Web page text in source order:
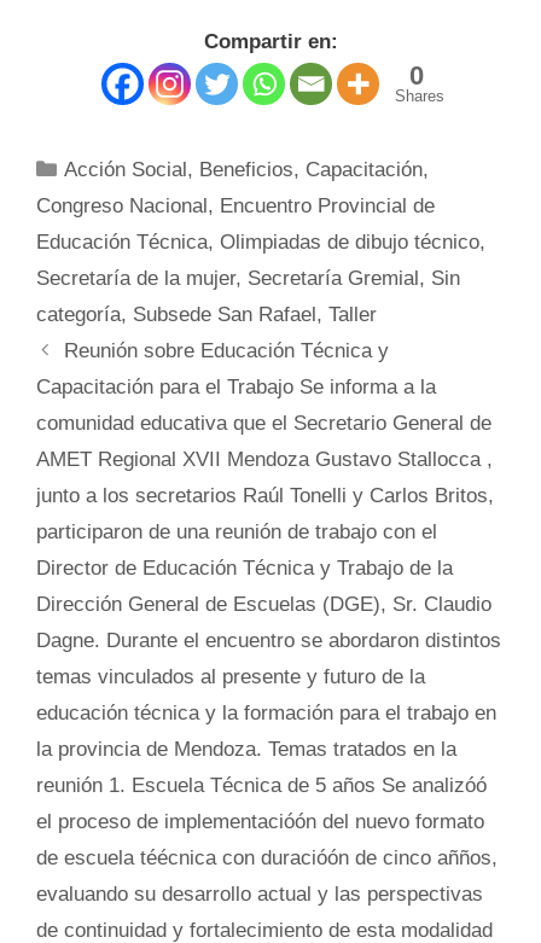
Compartir en:
0
Shares
Categorías
Acción Social, Beneficios, Capacitación,
Congreso Nacional, Encuentro Provincial de
Educación Técnica, Olimpiadas de dibujo técnico,
Secretaría de la mujer, Secretaría Gremial, Sin
categoría, Subsede San Rafael, Taller
Reunión sobre Educación Técnica y
Capacitación para el Trabajo Se informa a la
comunidad educativa que el Secretario General de
AMET Regional XVII Mendoza Gustavo Stallocca ,
junto a los secretarios Raúl Tonelli y Carlos Britos,
participaron de una reunión de trabajo con el
Director de Educación Técnica y Trabajo de la
Dirección General de Escuelas (DGE), Sr. Claudio
Dagne. Durante el encuentro se abordaron distintos
temas vinculados al presente y futuro de la
educación técnica y la formación para el trabajo en
la provincia de Mendoza. Temas tratados en la
reunión 1. Escuela Técnica de 5 años Se analizóó
el proceso de implementacióón del nuevo formato
de escuela téécnica con duracióón de cinco añños,
evaluando su desarrollo actual y las perspectivas
de continuidad y fortalecimiento de esta modalidad